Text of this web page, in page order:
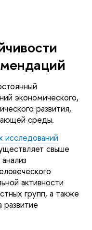
экономического,
развития,
среды.
свыше
активности
групп, а также
развитие